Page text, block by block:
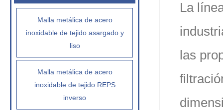
La
las
Malla metálica de acero
inoxidable de tejido asargado y
liso
Malla metálica de acero
inoxidable de tejido REPS
inverso